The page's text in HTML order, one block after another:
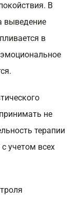
В
выведение
в
не
терапии
учетом всех